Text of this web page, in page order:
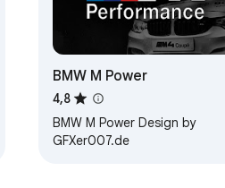
BMW M Power
4,8
BMW M Power Design by
GFXer007.de